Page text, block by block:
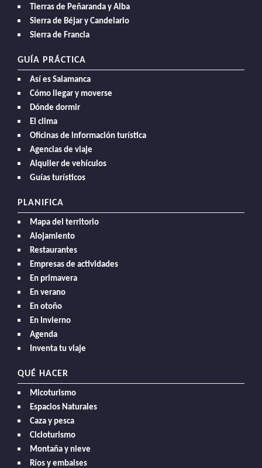
Tierras de Peñaranda y Alba
Sierra de Béjar y Candelario
Sierra de Francia
GUÍA PRÁCTICA
Así es Salamanca
Cómo llegar y moverse
Dónde dormir
El clima
Oficinas de información turística
Agencias de viaje
Alquiler de vehículos
Guías turísticos
PLANIFICA
Mapa del territorio
Alojamiento
Restaurantes
Empresas de actividades
En primavera
En verano
En otoño
En Invierno
Agenda
Inventa tu viaje
QUÉ HACER
Micoturismo
Espacios Naturales
Caza y pesca
Cicloturismo
Montaña y nieve
Ríos y embalses